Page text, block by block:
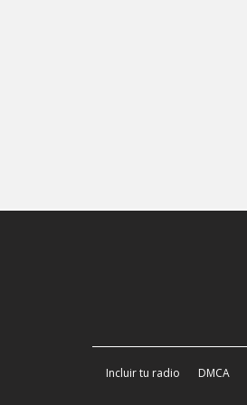
Incluir tu radio DMCA